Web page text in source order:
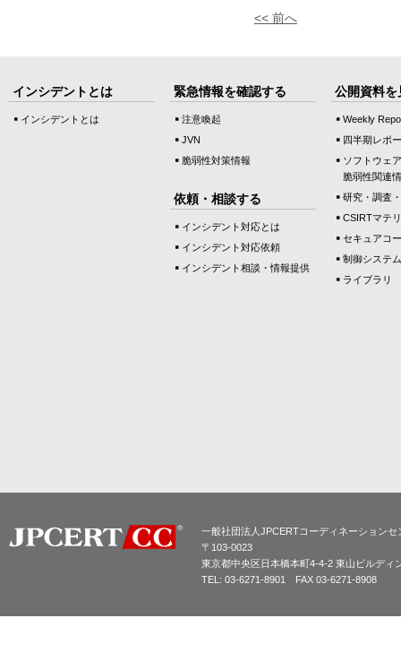
<< 前へ
インシデントとは
インシデントとは
緊急情報を確認する
注意喚起
JVN
脆弱性対策情報
依頼・相談する
インシデント対応とは
インシデント対応依頼
インシデント相談・情報提供
公開資料を
Weekly
四半期レポ
ソフトウェ
脆弱性関連
研究・調査
CSIRTマテ
セキュアコ
制御システ
ライブラリ
一般社団法人JPCERTコーディネーションセ
〒103-0023
東京都中央区日本橋本町4-4-2 東山ビルディ
TEL: 03-6271-8901 FAX 03-6271-8908